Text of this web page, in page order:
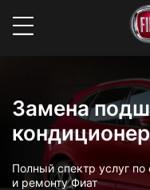
Замена
Полный спектр услуг
и ремонту Фиат